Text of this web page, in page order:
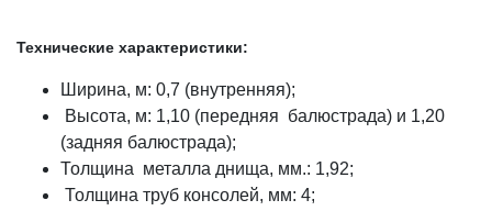
Технические характеристики:
Ширина, м: 0,7 (внутренняя);
Высота, м: 1,10 (передняя балюстрада) и 1,20
(задняя балюстрада);
Толщина металла днища, мм.: 1,92;
Толщина труб консолей, мм: 4;